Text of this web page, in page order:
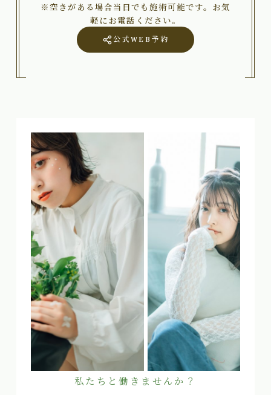
※空きがある場合当日でも施術可能です。お気
軽にお電話ください。
公式WEB予約
私たちと働きませんか？